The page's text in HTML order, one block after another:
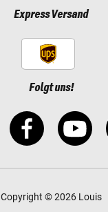
Express Versand
Folgt uns!
Copyright © 2026 Louis